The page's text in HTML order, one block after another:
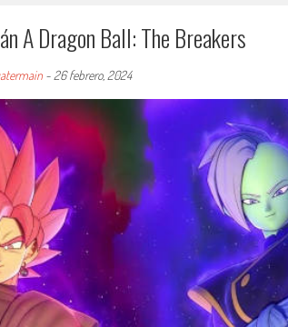
A Dragon Ball: The Breakers
- 26 febrero, 2024